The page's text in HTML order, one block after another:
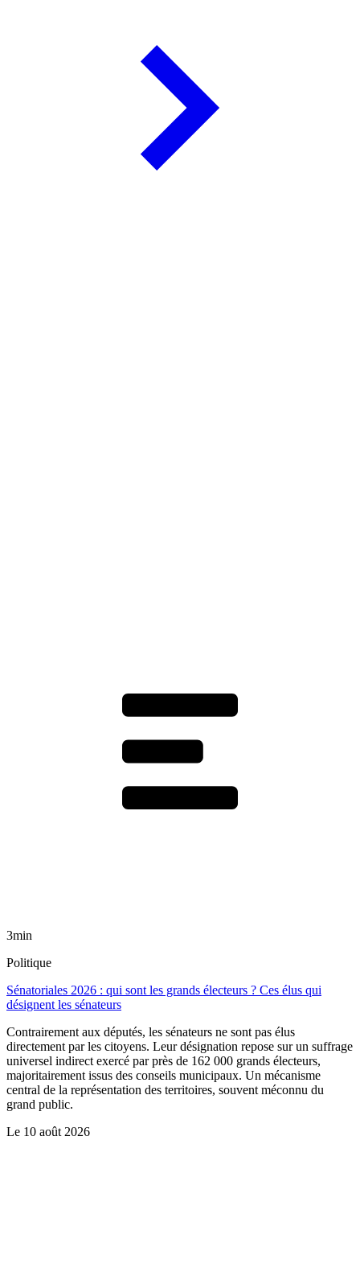
3min
Politique
Sénatoriales 2026 : qui sont les grands électeurs ? Ces élus qui
désignent les sénateurs
Contrairement aux députés, les sénateurs ne sont pas élus
directement par les citoyens. Leur désignation repose sur un suffrage
universel indirect exercé par près de 162 000 grands électeurs,
majoritairement issus des conseils municipaux. Un mécanisme
central de la représentation des territoires, souvent méconnu du
grand public.
Le 10 août 2026